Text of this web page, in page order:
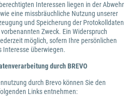
Interessen liegen in der Abwehr
eine missbräuchliche Nutzung unserer
und Speicherung der Protokolldaten
Zweck. Ein Widerspruch
möglich, sofern Ihre persönlichen
Interesse überwiegen.
durch BREVO
durch Brevo können Sie den
Links entnehmen: